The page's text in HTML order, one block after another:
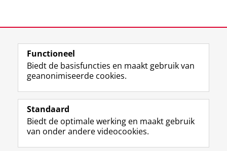
View this page in:English
Volg de RUG
F
a
e
b
L
i
k
e
R
S
-
f
I
n
t
Y
o
T
Studiekiezers
Functioneel
Biedt de basisfuncties en maakt gebruik van
geanonimiseerde cookies.
Standaard
Biedt de optimale werking en maakt gebruik
van onder andere videocookies.